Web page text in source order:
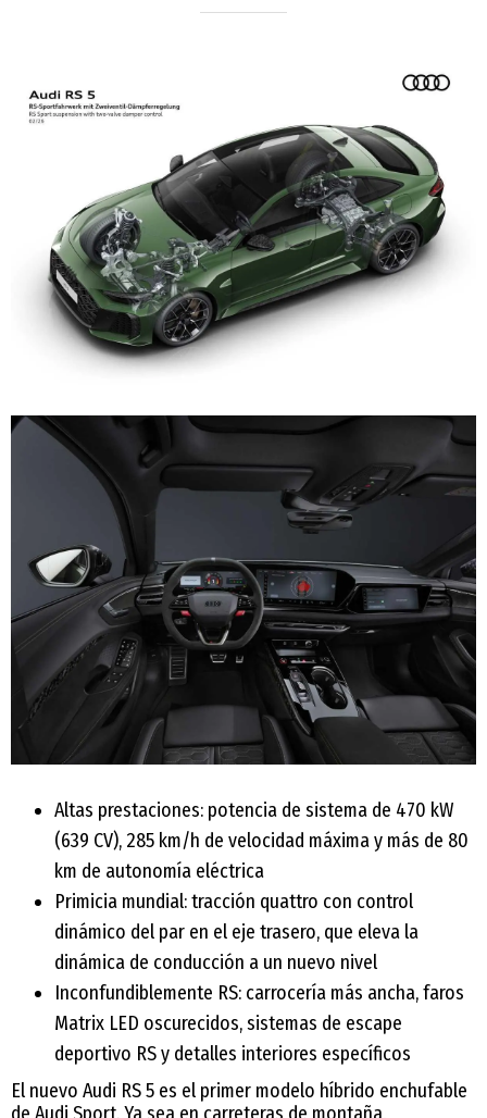
Altas prestaciones: potencia de sistema de 470 kW
(639 CV), 285 km/h de velocidad máxima y más de 80
km de autonomía eléctrica
Primicia mundial: tracción quattro con control
dinámico del par en el eje trasero, que eleva la
dinámica de conducción a un nuevo nivel
Inconfundiblemente RS: carrocería más ancha, faros
Matrix LED oscurecidos, sistemas de escape
deportivo RS y detalles interiores específicos
El nuevo Audi RS 5 es el primer modelo híbrido enchufable